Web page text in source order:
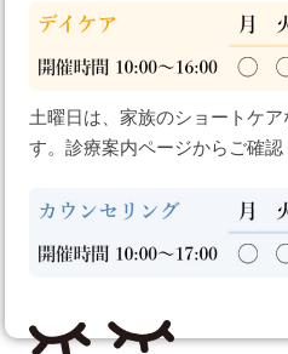
土曜日は、家族のショートケ
す。診療案内ページからご確認